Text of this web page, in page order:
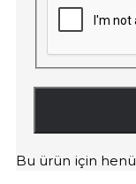
Bu ürün için